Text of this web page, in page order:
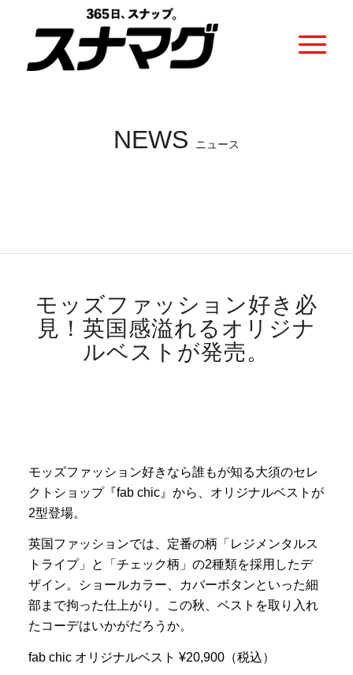
NEWS ニュース
モッズファッション好き必
見！英国感溢れるオリジナ
ルベストが発売。
モッズファッション好きなら誰もが知る大須のセレ
クトショップ『fab chic』から、オリジナルベストが
2型登場。
英国ファッションでは、定番の柄「レジメンタルス
トライプ」と「チェック柄」の2種類を採用したデ
ザイン。ショールカラー、カバーボタンといった細
部まで拘った仕上がり。この秋、ベストを取り入れ
たコーデはいかがだろうか。
fab chic オリジナルベスト ¥20,900（税込）